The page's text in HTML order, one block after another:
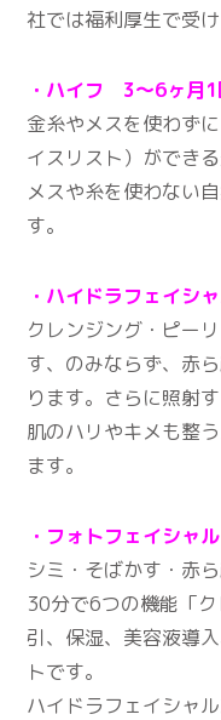
社では福利厚生で受
・ハイフ 3～6ヶ月1
金糸やメスを使わず
イスリスト）ができ
メスや糸を使わない
す。
・ハイドラフェイシ
クレンジング・ピー
す、のみならず、赤
ります。さらに照射
肌のハリやキメも整
ます。
・フォトフェイシ
シミ・そばかす・赤
30分で6つの機能「
引、保湿、美容液導
トです。
ハイドラフェイシャ